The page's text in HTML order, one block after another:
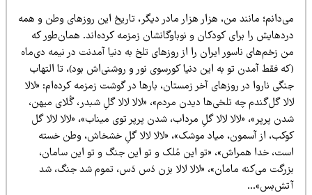
مانند من، هزار هزار مادر دیگر، تاریخ این روزهای وطن و همه
را برای کودکان و نوباوگانشان زمزمه کرده‌اند. همان‌طور که
زخم‌های ناسور ایران را از روزهای تلخ به دنیا آمدنت در نیمه دی‌ماه
فقط آمدن تو به این دنیا کورسوی نور و روشنی‌اش بود)، تا التهاب
ناروا در روزهای آخر زمستان، بارها در گوشت زمزمه کرده‌ام: «لالا
گل‌گندم چه تلخی‌ها دیدن مردم»، «لالا لالا گلِ شبدر، گُلای میهن،
پرپر»، «لالا لالا گلِ مرداب، شدن پرپر توی میناب»، «لالا لالا گل
از آسمون، میاد موشک»، «لالا لالا گلِ خشخاش، وطن خسته
خدا همراش»، «تو این مُلک و تو این جنگ و تو این سامان،
می‌کنه مامان»، «لالا لالا بزن دَس دَس، تموم شد جنگ، شد